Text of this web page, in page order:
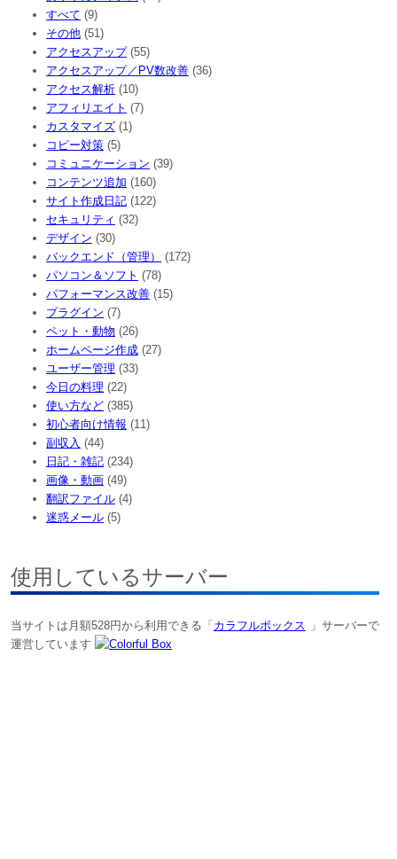
すべて (9)
その他 (51)
アクセスアップ(55)
アクセスアップ／PV数改善 (36)
アクセス解析 (10)
アフィリエイト (7)
カスタマイズ (1)
コピー対策 (5)
コミュニケーション (39)
コンテンツ追加 (160)
サイト作成日記 (122)
セキュリティ (32)
デザイン (30)
バックエンド（管理）
(172)
パソコン＆ソフト (78)
パフォーマンス改善 (15)
プラグイン (7)
ペット・動物 (26)
ホームページ作成 (27)
ユーザー管理 (33)
今日の料理 (22)
使い方など (385)
初心者向け情報 (11)
副収入 (44)
日記・雑記 (234)
画像・動画 (49)
翻訳ファイル (4)
迷惑メール (5)
使用しているサーバー
当サイトは月額528円から利用できる「 カラフルボックス
」サーバーで
運営しています